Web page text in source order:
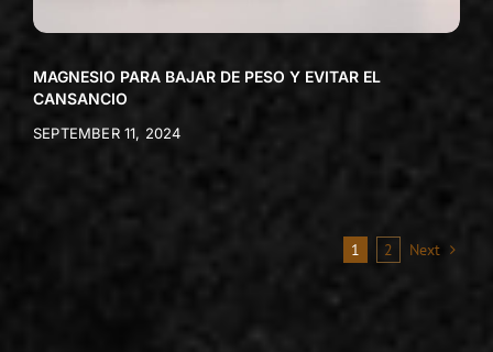
MAGNESIO PARA BAJAR DE PESO Y EVITAR EL
CANSANCIO
SEPTEMBER 11, 2024
1 2 Next